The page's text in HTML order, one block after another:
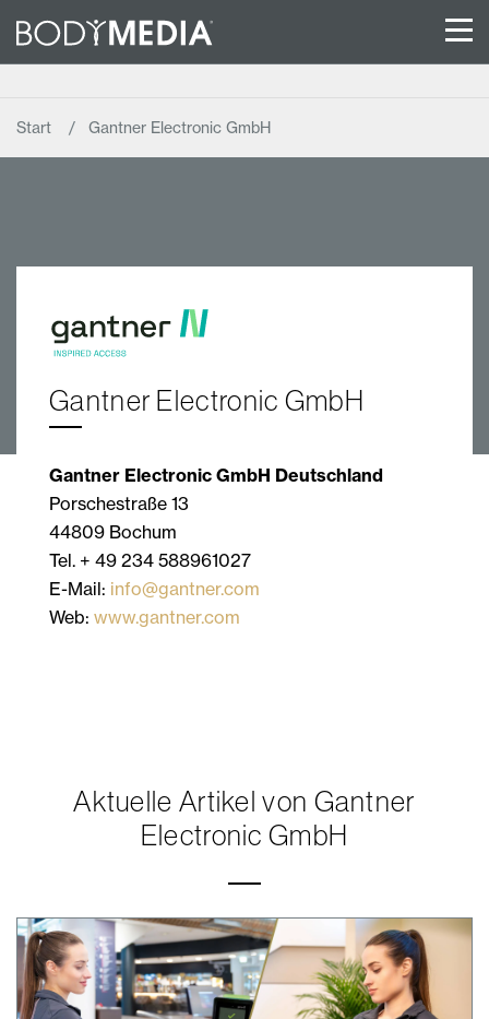
Start Gantner Electronic GmbH
Gantner Electronic GmbH
Gantner Electronic GmbH Deutschland
Porschestraße 13
44809 Bochum
Tel. + 49 234 588961027
E-Mail: info@gantner.com
Web: www.gantner.com
Aktuelle Artikel von Gantner
Electronic GmbH